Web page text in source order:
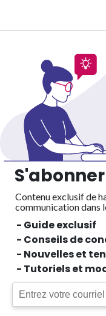
Contenu exclusif de
communication dans
- Guide exclusif
- Conseils de
- Nouvelles et
- Tutoriels et